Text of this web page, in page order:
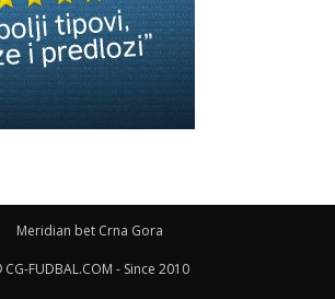
Meridian bet Crna Gora
CG-FUDBAL.COM - Since 2010